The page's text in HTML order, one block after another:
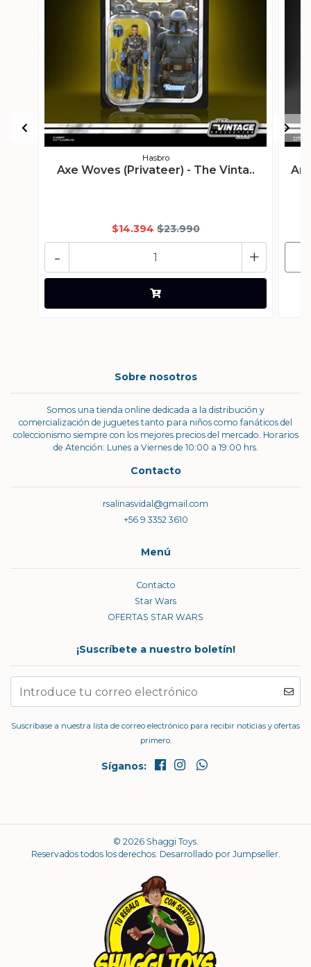
Hasbro
Axe Woves (Privateer) - The Vinta..
$14.394 $23.990
+
-
Sobre nosotros
Somos una tienda online dedicada a la distribución y
comercialización de juguetes tanto para niños como fanáticos del
coleccionismo siempre con los mejores precios del mercado. Horarios
de Atención: Lunes a Viernes de 10:00 a 19:00 hrs.
Contacto
rsalinasvidal@gmail.com
+56 9 3352 3610
Menú
Contacto
Star Wars
OFERTAS STAR WARS
¡Suscríbete a nuestro boletín!
Suscríbase a nuestra lista de correo electrónico para recibir noticias y ofertas
primero.
Síganos:
© 2026 Shaggi Toys.
Reservados todos los derechos. Desarrollado por Jumpseller.